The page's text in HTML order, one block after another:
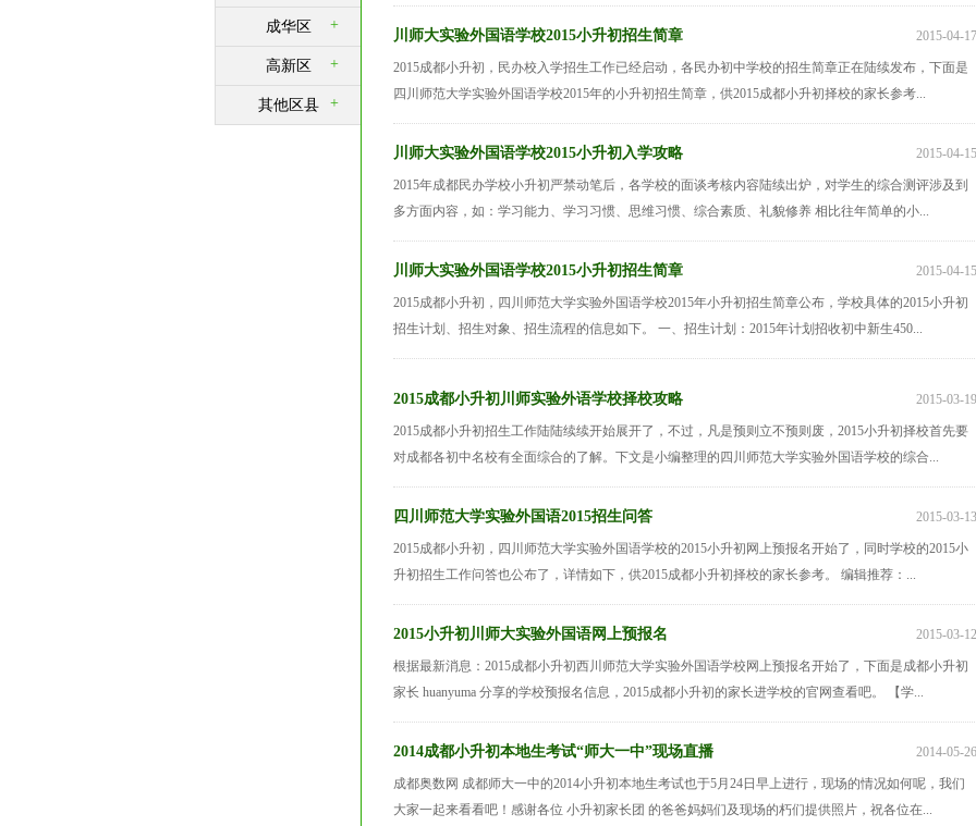
成华区 +
高新区 +
其他区县 +
2015-04-17
川师大实验外国语学校2015小升初招生简章
2015成都小升初，民办校入学招生工作已经启动，各民办初中学校的招生简章正在陆续发布，下面是
四川师范大学实验外国语学校2015年的小升初招生简章，供2015成都小升初择校的家长参考...
2015-04-15
川师大实验外国语学校2015小升初入学攻略
2015年成都民办学校小升初严禁动笔后，各学校的面谈考核内容陆续出炉，对学生的综合测评涉及到
多方面内容，如：学习能力、学习习惯、思维习惯、综合素质、礼貌修养 相比往年简单的小...
2015-04-15
川师大实验外国语学校2015小升初招生简章
2015成都小升初，四川师范大学实验外国语学校2015年小升初招生简章公布，学校具体的2015小升初
招生计划、招生对象、招生流程的信息如下。 一、招生计划：2015年计划招收初中新生450...
2015-03-19
2015成都小升初川师实验外语学校择校攻略
2015成都小升初招生工作陆陆续续开始展开了，不过，凡是预则立不预则废，2015小升初择校首先要
对成都各初中名校有全面综合的了解。下文是小编整理的四川师范大学实验外国语学校的综合...
2015-03-13
四川师范大学实验外国语2015招生问答
2015成都小升初，四川师范大学实验外国语学校的2015小升初网上预报名开始了，同时学校的2015小
升初招生工作问答也公布了，详情如下，供2015成都小升初择校的家长参考。 编辑推荐：...
2015-03-12
2015小升初川师大实验外国语网上预报名
根据最新消息：2015成都小升初西川师范大学实验外国语学校网上预报名开始了，下面是成都小升初
家长 huanyuma 分享的学校预报名信息，2015成都小升初的家长进学校的官网查看吧。 【学...
2014-05-26
2014成都小升初本地生考试“师大一中”现场直播
成都奥数网 成都师大一中的2014小升初本地生考试也于5月24日早上进行，现场的情况如何呢，我们
大家一起来看看吧！感谢各位 小升初家长团 的爸爸妈妈们及现场的朽们提供照片，祝各位在...